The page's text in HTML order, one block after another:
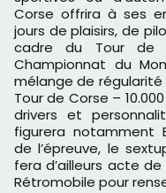
Corse offrira à ses
jours de plaisirs, de
cadre du Tour de
Championnat du
mélange de
Tour de Corse –
drivers et
figurera notamment
de l’épreuve, le
fera d’ailleurs acte
Rétromobile pour